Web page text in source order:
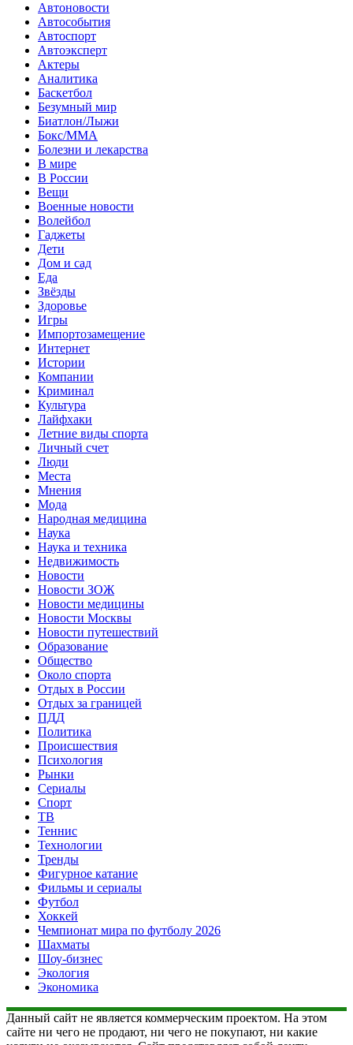
Автоновости
Автособытия
Автоспорт
Автоэксперт
Актеры
Аналитика
Баскетбол
Безумный мир
Биатлон/Лыжи
Бокс/MMA
Болезни и лекарства
В мире
В России
Вещи
Военные новости
Волейбол
Гаджеты
Дети
Дом и сад
Еда
Звёзды
Здоровье
Игры
Импортозамещение
Интернет
Истории
Компании
Криминал
Культура
Лайфхаки
Летние виды спорта
Личный счет
Люди
Места
Мнения
Мода
Народная медицина
Наука
Наука и техника
Недвижимость
Новости
Новости ЗОЖ
Новости медицины
Новости Москвы
Новости путешествий
Образование
Общество
Около спорта
Отдых в России
Отдых за границей
ПДД
Политика
Происшествия
Психология
Рынки
Сериалы
Спорт
ТВ
Теннис
Технологии
Тренды
Фигурное катание
Фильмы и сериалы
Футбол
Хоккей
Чемпионат мира по футболу 2026
Шахматы
Шоу-бизнес
Экология
Экономика
Данный сайт не является коммерческим проектом. На этом
сайте ни чего не продают, ни чего не покупают, ни какие